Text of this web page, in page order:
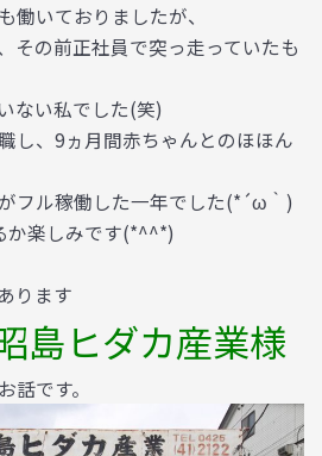
働いておりましたが、
その前正社員で突っ走っていたも
ない私でした(笑)
し、9ヵ月間赤ちゃんとのほほん
フル稼働した一年でした(*´ω｀)
か楽しみです(*^^*)
ります
ヒダカ産業様
話です。